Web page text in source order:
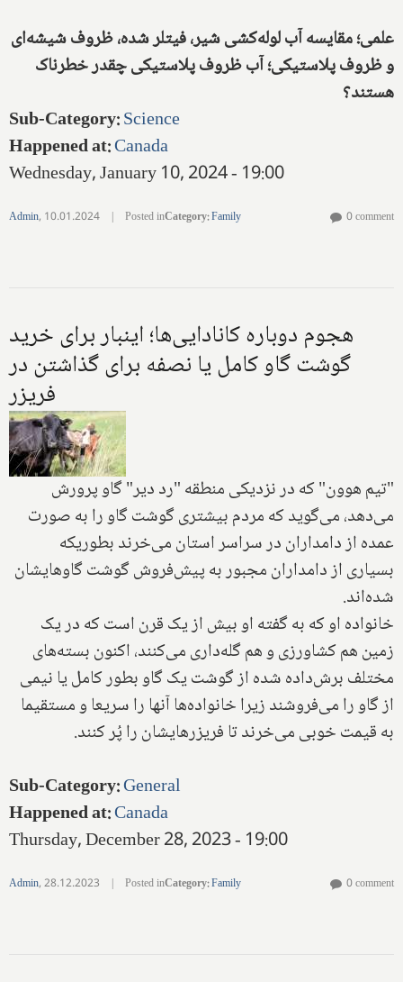
علمی؛ مقایسه آب لوله‌کشی شیر، فیتلر شده، ظروف شیشه‌ای
و ظروف پلاستیکی؛ آب ظروف پلاستیکی چقدر خطرناک
هستند؟
Sub-Category:Science
Happened at:Canada
Wednesday, January 10, 2024 - 19:00
Admin, 10.01.2024 | Posted inCategory:Family 0 comment
هجوم دوباره کانادایی‌ها؛ اینبار برای خرید
گوشت گاو کامل یا نصفه برای گذاشتن در
فریزر
"تیم هوون" که در نزدیکی منطقه "رد دیر" گاو پرورش
می‌دهد، می‌گوید که مردم بیشتری گوشت گاو را به صورت
عمده از دامداران در سراسر استان می‌خرند بطوریکه
بسیاری از دامداران مجبور به پیش‌فروش گوشت گاوهایشان
شده‌اند.
خانواده او که به گفته او بیش از یک قرن است که در یک
زمین هم کشاورزی و هم گله‌داری می‌کنند، اکنون بسته‌های
مختلف برش‌داده شده از گوشت یک گاو بطور کامل یا نیمی
از گاو را می‌فروشند زیرا خانواده‌ها آنها را سریعا و مستقیما
به قیمت خوبی می‌خرند تا فریزرهایشان را پُر کنند.
Sub-Category:General
Happened at:Canada
Thursday, December 28, 2023 - 19:00
Admin,28.12.2023 | Posted inCategory:Family 0 comment